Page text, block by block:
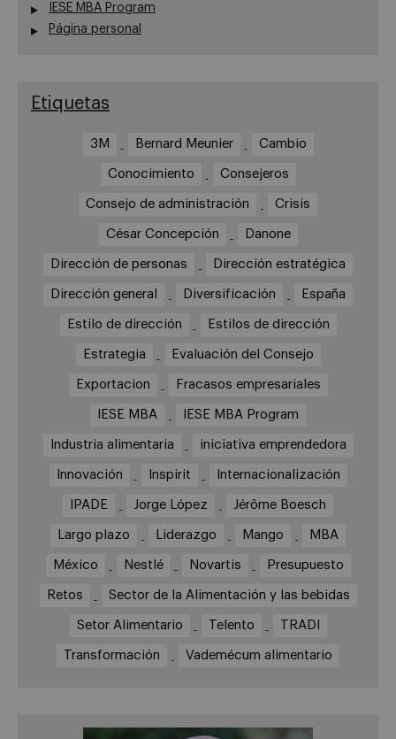
IESE MBA Program
Página personal
Etiquetas
3M Bernard Meunier Cambio
Conocimiento Consejeros
Consejo de administración Crisis
César Concepción Danone
Dirección de personas Dirección estratégica
Dirección general Diversificación España
Estilo de dirección Estilos de dirección
Estrategia Evaluación del Consejo
Exportacion Fracasos empresariales
IESE MBA IESE MBA Program
Industria alimentaria iniciativa emprendedora
Innovación Inspirit Internacionalización
IPADE Jorge López Jérôme Boesch
Largo plazo Liderazgo Mango MBA
México Nestlé Novartis Presupuesto
Retos Sector de la Alimentación y las bebidas
Setor Alimentario Telento TRADI
Transformación Vademécum alimentario